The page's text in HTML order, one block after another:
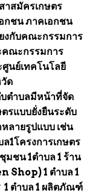
สมัครเกษตร
กชน ภาคเอกชน
งกับคณะกรรมการ
คณะกรรมการ
นย์เทคโนโลยี
ด
ตำบลมีหน้าที่จัด
รแบบยั่งยืนระดับ
ลายรูปแบบ เช่น
1โครงการเกษตร
มชน 1ตำบล 1 ร้าน
Shop) 1 ตำบล 1
1 ตำบล 1 ผลิตภัณฑ์